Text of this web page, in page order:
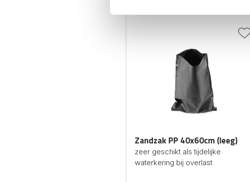
Zandzak PP 40x60cm (leeg)
zeer geschikt als tijdelijke
waterkering bij overlast